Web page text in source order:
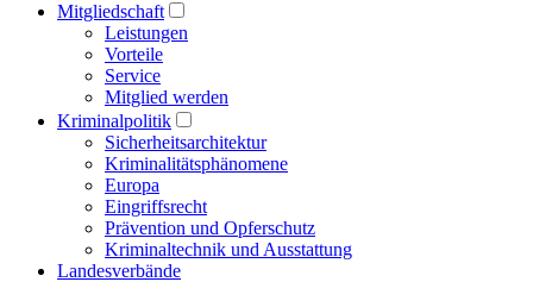
Mitgliedschaft
Leistungen
Vorteile
Service
Mitglied werden
Kriminalpolitik
Sicherheitsarchitektur
Kriminalitätsphänomene
Europa
Eingriffsrecht
Prävention und Opferschutz
Kriminaltechnik und Ausstattung
Landesverbände